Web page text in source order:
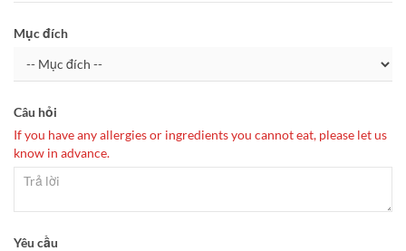
Mục đích
Câu hỏi
If you have any allergies or ingredients you cannot eat, please let us
know in advance.
Yêu cầu